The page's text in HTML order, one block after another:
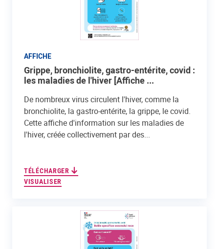
AFFICHE
Grippe, bronchiolite, gastro-entérite, covid :
les maladies de l'hiver [Affiche ...
De nombreux virus circulent l'hiver, comme la
bronchiolite, la gastro-entérite, la grippe, le covid.
Cette affiche d'information sur les maladies de
l'hiver, créée collectivement par des...
TÉLÉCHARGER
VISUALISER